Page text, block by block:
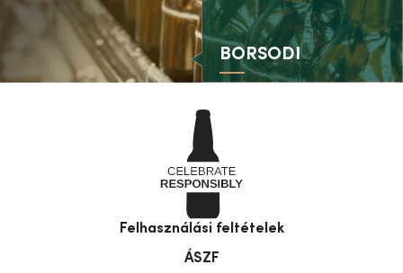
BORSODI
Felhasználási feltételek
ÁSZF